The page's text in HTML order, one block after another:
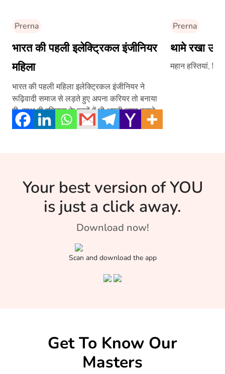
Prerna
भारत की पहली इलेक्ट्रिकल इंजीनियर
महिला
भारत की पहली महिला इलेक्ट्रिकल इंजीनियर ने
रूढ़िवादी समाज से लड़ते हुए अपना करियर तो बनाया
ही, साथ ही इतिहास के पन्नों में भी अपनी जगह बनाने
वाली इस महिला की पूरी कहानी पढिये इस लेख में –
Prerna
थामे रखा
महान हस्तियां,
Your best version of YOU
is just a click away.
Download now!
Scan and download the app
Get To Know Our
Masters